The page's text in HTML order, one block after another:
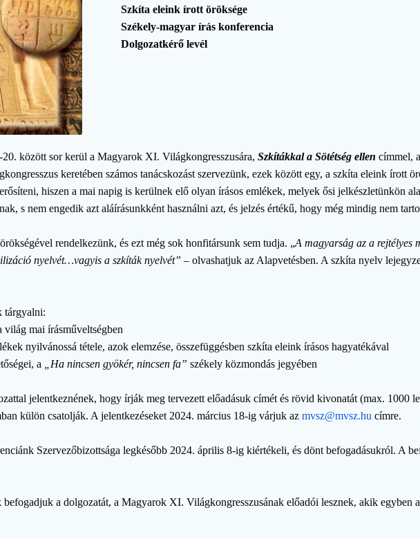
Szkíta eleink írott öröksége
Székely-magyar írás konferencia
Dolgozatkérő levél
között sor kerül a Magyarok XI. Világkongresszusára,Szkítákkal a Sötétség ellen címmel,
keretében számos tanácskozást szervezünk, ezek között egy, a szkíta eleink írott
hiszen a mai napig is kerülnek elő olyan írásos emlékek, melyek ősi jelkészletünkön
s nem engedik azt aláírásunkként használni azt, és jelzés értékű, hogy még mindig nem
rendelkezünk, és ezt még sok honfitársunk sem tudja. „A magyarság az a rejtélyes
nyelvét…vagyis a szkíták nyelvét” – olvashatjuk az Alapvetésben. A szkíta nyelv
tárgyalni:
világ mai írásműveltségben
nyilvánossá tétele, azok elemzése, összefüggésben szkíta eleink írásos hagyatékával
a
„Ha nincsen gyökér, nincsen fa” székely közmondás jegyében
jelentkeznének, hogy írják meg tervezett előadásuk címét és rövid kivonatát (max. 1000
külön csatolják. A jelentkezéseket 2024. március 18-ig várjuk azmvsz@mvsz.hu címre.
Szervezőbizottsága legkésőbb 2024. április 8-ig kiértékeli, és dönt befogadásukról. A
a dolgozatát, a Magyarok XI. Világkongresszusának előadói lesznek, akik egyben